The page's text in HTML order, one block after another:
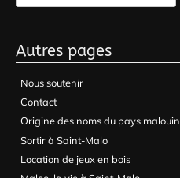
Autres pages
Nous soutenir
Contact
Origine des noms du pays malouin
Sortir à Saint-Malo
Location de jeux en bois